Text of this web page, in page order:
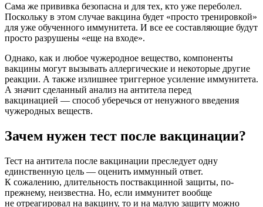
Сама же прививка безопасна и для тех, кто уже переболел.
Поскольку в этом случае вакцина будет «просто тренировкой»
для уже обученного иммунитета. И все ее составляющие будут
просто разрушены «еще на входе».
Однако, как и любое чужеродное вещество, компоненты
вакцины могут вызывать аллергические и некоторые другие
реакции. А также излишнее триггерное усиление иммунитета.
А значит сделанный анализ на антитела перед
вакцинацией — способ уберечься от ненужного введения
чужеродных веществ.
Зачем нужен тест после вакцинации?
Тест на антитела после вакцинации преследует одну
единственную цель — оценить иммунный ответ.
К сожалению, длительность поствакцинной защиты, по-
прежнему, неизвестна. Но, если иммунитет вообще
не отреагировал на вакцину, то и на малую защиту можно